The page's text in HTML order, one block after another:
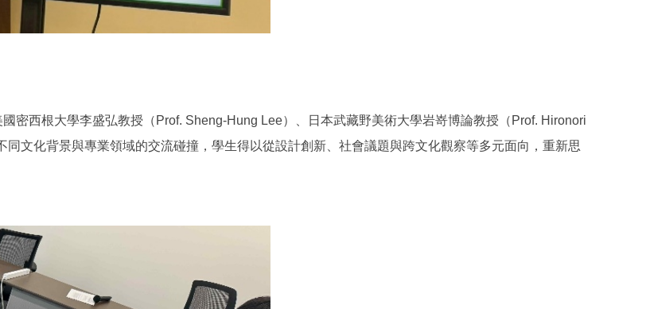
密西根大學李盛弘教授（Prof. Sheng-Hung Lee）、日本武藏野美術大學岩嵜博論教授（Prof. Hironori
文化背景與專業領域的交流碰撞，學生得以從設計創新、社會議題與跨文化觀察等多元面向，重新思